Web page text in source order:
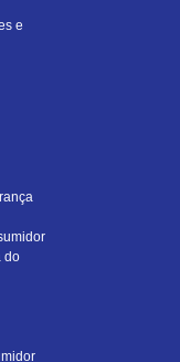
e
do